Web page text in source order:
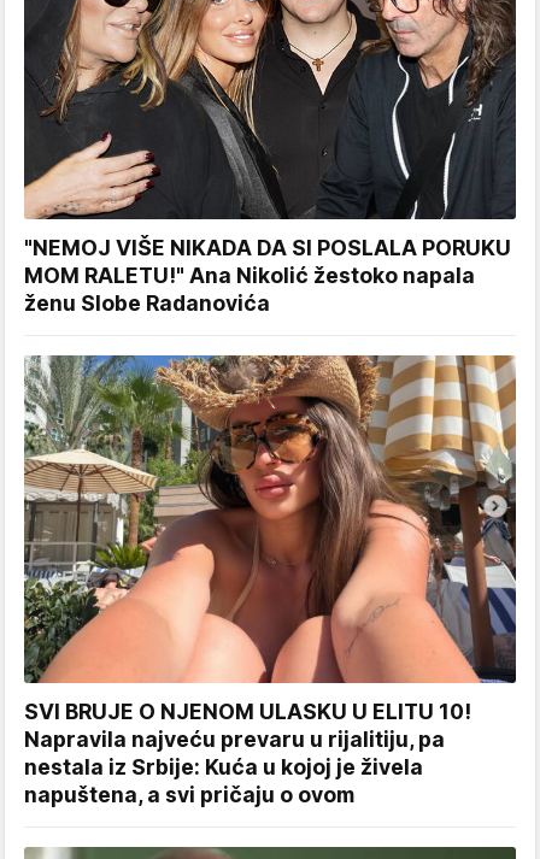
"NEMOJ VIŠE NIKADA DA SI POSLALA PORUKU
MOM RALETU!" Ana Nikolić žestoko napala
ženu Slobe Radanovića
SVI BRUJE O NJENOM ULASKU U ELITU 10!
Napravila najveću prevaru u rijalitiju, pa
nestala iz Srbije: Kuća u kojoj je živela
napuštena, a svi pričaju o ovom